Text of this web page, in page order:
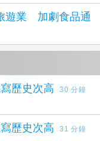
遊業 加劇食品通
歷史次高
30 分鐘
歷史次高
31 分鐘